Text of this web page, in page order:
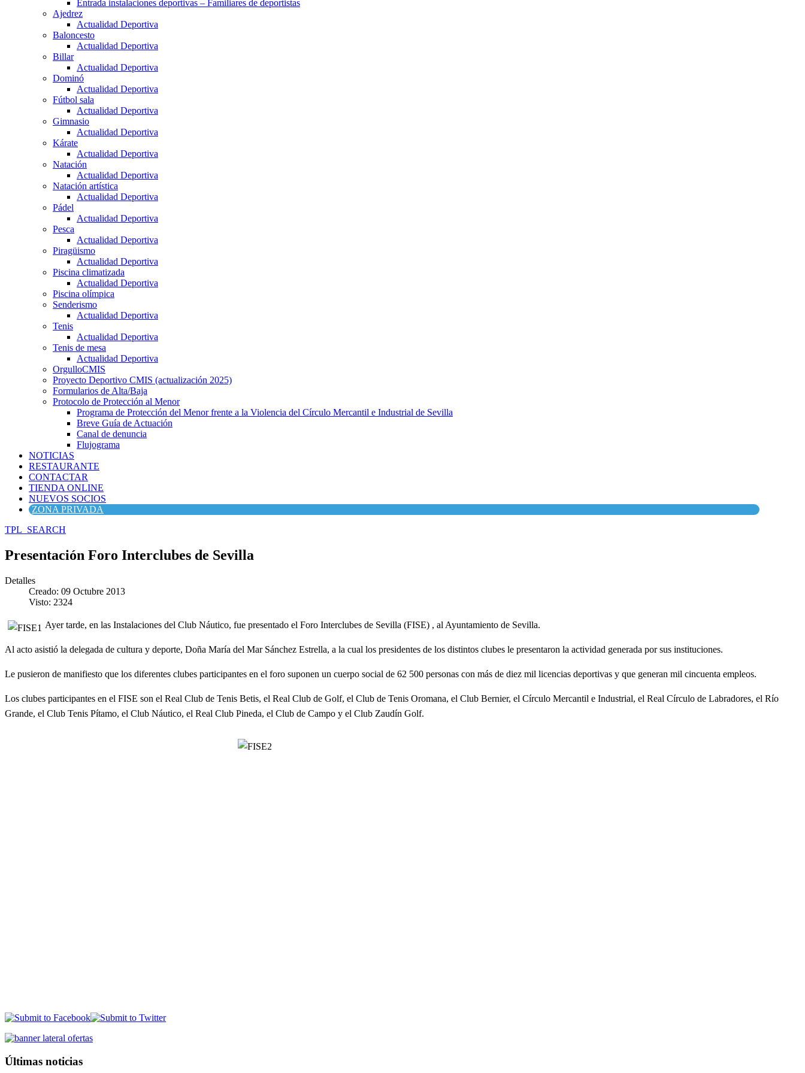
Entrada instalaciones deportivas – Familiares de deportistas
Ajedrez
Actualidad Deportiva
Baloncesto
Actualidad Deportiva
Billar
Actualidad Deportiva
Dominó
Actualidad Deportiva
Fútbol sala
Actualidad Deportiva
Gimnasio
Actualidad Deportiva
Kárate
Actualidad Deportiva
Natación
Actualidad Deportiva
Natación artística
Actualidad Deportiva
Pádel
Actualidad Deportiva
Pesca
Actualidad Deportiva
Piragüismo
Actualidad Deportiva
Piscina climatizada
Actualidad Deportiva
Piscina olímpica
Senderismo
Actualidad Deportiva
Tenis
Actualidad Deportiva
Tenis de mesa
Actualidad Deportiva
OrgulloCMIS
Proyecto Deportivo CMIS (actualización 2025)
Formularios de Alta/Baja
Protocolo de Protección al Menor
Programa de Protección del Menor frente a la Violencia del Círculo Mercantil e Industrial de Sevilla
Breve Guía de Actuación
Canal de denuncia
Flujograma
NOTICIAS
RESTAURANTE
CONTACTAR
TIENDA ONLINE
NUEVOS SOCIOS
ZONA PRIVADA
TPL_SEARCH
Presentación Foro Interclubes de Sevilla
Detalles
Creado: 09 Octubre 2013
Visto: 2324
Ayer tarde, en las Instalaciones del Club Náutico, fue presentado el Foro Interclubes de Sevilla (FISE) , al Ayuntamiento de Sevilla.
Al acto asistió la delegada de cultura y deporte, Doña María del Mar Sánchez Estrella, a la cual los presidentes de los distintos clubes le presentaron la actividad generada por sus instituciones.
Le pusieron de manifiesto que los diferentes clubes participantes en el foro suponen un cuerpo social de 62 500 personas con más de diez mil licencias deportivas y que generan mil cincuenta empleos.
Los clubes participantes en el FISE son el Real Club de Tenis Betis, el Real Club de Golf, el Club de Tenis Oromana, el Club Bernier, el Círculo Mercantil e Industrial, el Real Círculo de Labradores, el Río
Grande, el Club Tenis Pítamo, el Club Náutico, el Real Club Pineda, el Club de Campo y el Club Zaudín Golf.
Últimas noticias